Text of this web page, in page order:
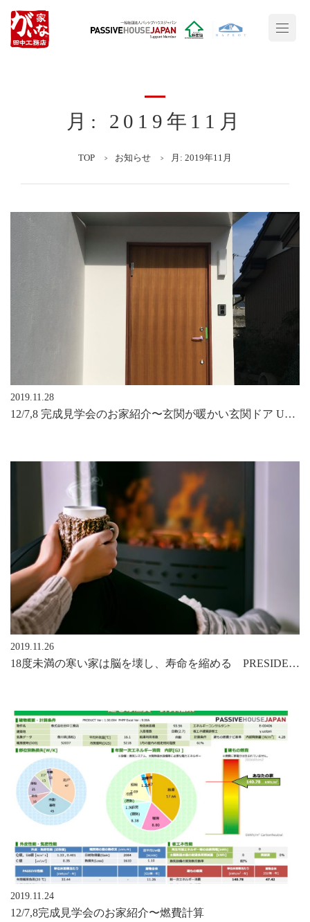
月: 2019年11月
TOP お知らせ 月: 2019年11月
2019.11.28
12/7,8 完成見学会のお家紹介〜玄関が暖かい玄関ドア Ud=0.7
2019.11.26
18度未満の寒い家は脳を壊し、寿命を縮める PRESIDENT ONLINより
2019.11.24
12/7,8完成見学会のお家紹介〜燃費計算